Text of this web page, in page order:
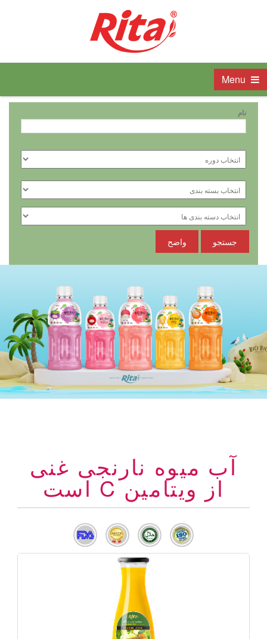
نام
جستجو واضح
آب میوه نارنجی غنی
از ویتامین C است